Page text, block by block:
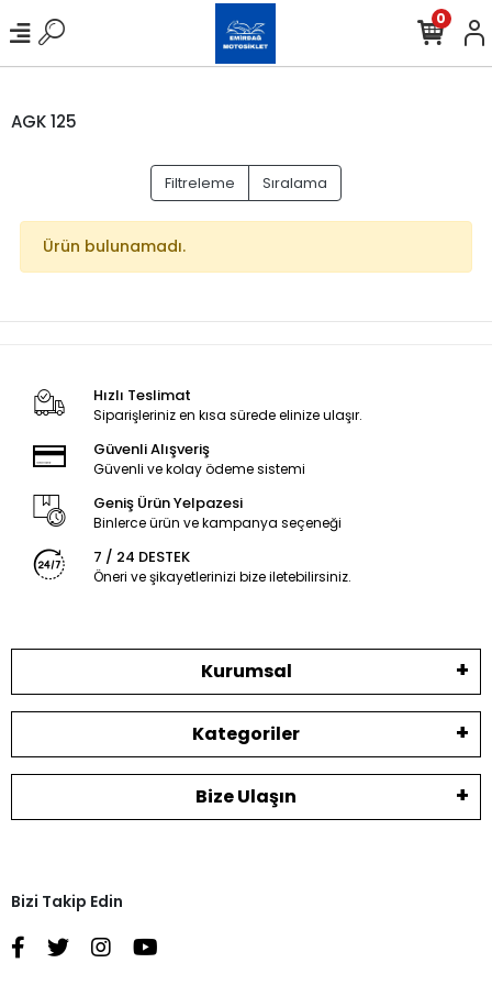
0
AGK 125
Filtreleme Sıralama
Ürün bulunamadı.
Hızlı Teslimat
Siparişleriniz en kısa sürede elinize ulaşır.
Güvenli Alışveriş
Güvenli ve kolay ödeme sistemi
Geniş Ürün Yelpazesi
Binlerce ürün ve kampanya seçeneği
7 / 24 DESTEK
Öneri ve şikayetlerinizi bize iletebilirsiniz.
Kurumsal
Kategoriler
Bize Ulaşın
Bizi Takip Edin